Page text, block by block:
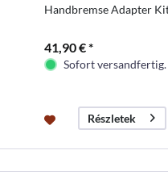
Handbremse Adapter
41,90 € *
Sofort versandfertig.
Részletek